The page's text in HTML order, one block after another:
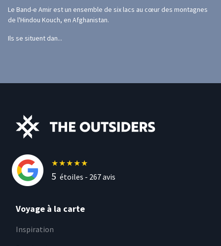
Le Band-e Amir est un ensemble de six lacs au cœur des montagnes
de l'Hindou Kouch, en Afghanistan.
Ils se situent dan...
★★★★★
5 étoiles - 267avis
Voyage à la carte
Inspiration